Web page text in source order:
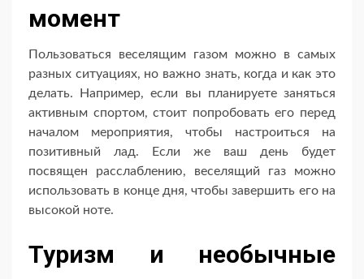
момент
Пользоваться веселящим газом можно в самых
разных ситуациях, но важно знать, когда и как это
делать. Например, если вы планируете заняться
активным спортом, стоит попробовать его перед
началом мероприятия, чтобы настроиться на
позитивный лад. Если же ваш день будет
посвящен расслаблению, веселящий газ можно
использовать в конце дня, чтобы завершить его на
высокой ноте.
Туризм и необычные